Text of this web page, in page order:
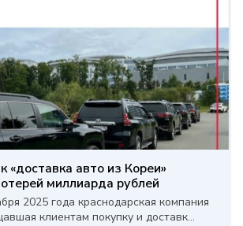
«доставка авто из Кореи»
миллиарда рублей
2025 года краснодарская компания
клиентам покупку и доставк...